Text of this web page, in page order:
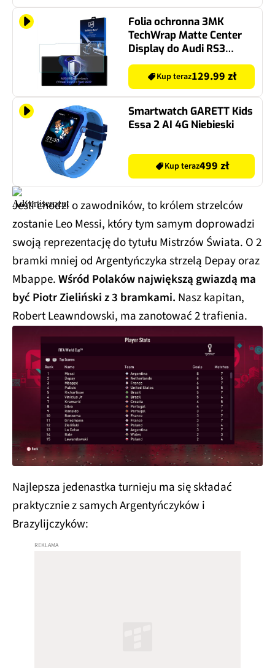
Folia ochronna 3MK
TechWrap Matte Center
Display do Audi RS3
Sportback (Virtual
Cockpit Plus) 2020-
Kup teraz129.99 zł
Smartwatch GARETT Kids
Essa 2 AI 4G Niebieski
Kup teraz499 zł
Jeśli chodzi o zawodników, to królem strzelców
zostanie Leo Messi, który tym samym doprowadzi
swoją reprezentację do tytułu Mistrzów Świata. O 2
bramki mniej od Argentyńczyka strzelą Depay oraz
Mbappe.Wśród Polaków największą gwiazdą ma
być Piotr Zieliński z 3 bramkami. Nasz kapitan,
Robert Leawndowski, ma zanotować 2 trafienia.
Najlepsza jedenastka turnieju ma się składać
praktycznie z samych Argentyńczyków i
Brazylijczyków: